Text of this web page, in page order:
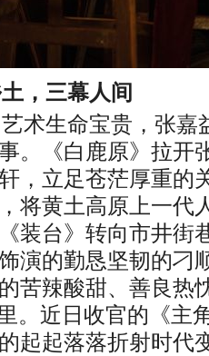
，三幕人间
术生命宝贵，张嘉
。《白鹿原》拉开
，立足苍茫厚重的
将黄土高原上一代
装台》转向市井街
演的勤恳坚韧的刁
苦辣酸甜、善良热
。近日收官的《主
起起落落折射时代